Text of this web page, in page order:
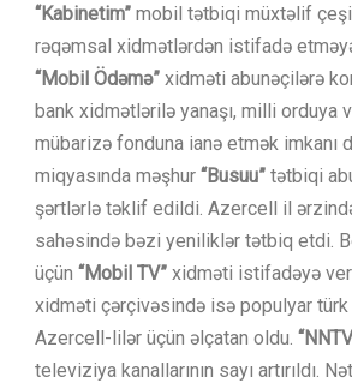
“Kabinetim” mobil tətbiqi müxtəlif
rəqəmsal xidmətlərdən istifadə
“Mobil Ödəmə” xidməti abunəçilərə
bank xidmətlərilə yanaşı, milli orduya
mübarizə fonduna ianə etmək imkanı
miqyasında məşhur “Busuu” tətbiqi
şərtlərlə təklif edildi. Azercell il
sahəsində bəzi yeniliklər tətbiq etdi.
üçün “Mobil TV” xidməti istifadəyə
xidməti çərçivəsində isə populyar türk
Azercell-lilər üçün əlçatan oldu.
televiziya kanallarının sayı artırıldı.